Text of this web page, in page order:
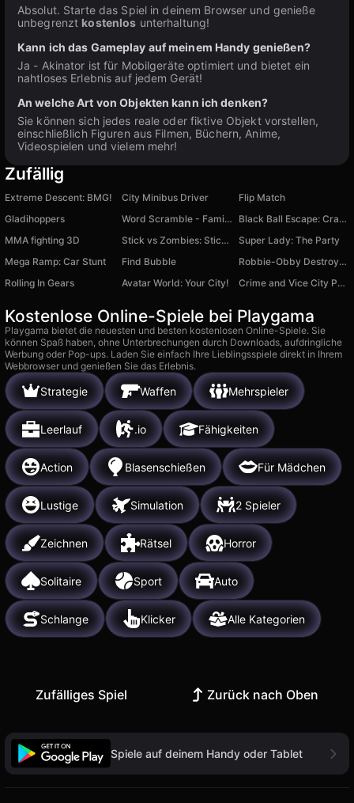
Absolut. Starte das Spiel in deinem Browser und genieße
unbegrenzt kostenlos unterhaltung!
Kann ich das Gameplay auf meinem Handy genießen?
Ja - Akinator ist für Mobilgeräte optimiert und bietet ein
nahtloses Erlebnis auf jedem Gerät!
An welche Art von Objekten kann ich denken?
Sie können sich jedes reale oder fiktive Objekt vorstellen,
einschließlich Figuren aus Filmen, Büchern, Anime,
Videospielen und vielem mehr!
Zufällig
Extreme Descent: BMG! City Minibus Driver
Flip Match
Gladihoppers
Word Scramble - Family Tales
Black Ball Escape: Crazy Runner
MMA fighting 3D
Stick vs Zombies: Stick Fighter
Super Lady: The Party
Mega Ramp: Car Stunt
Find Bubble
Robbie-Obby Destroys Noob Houses
Rolling In Gears
Avatar World: Your City! Crime and Vice City Police
Kostenlose Online-Spiele bei Playgama
Playgama bietet die neuesten und besten kostenlosen Online-Spiele. Sie
können Spaß haben, ohne Unterbrechungen durch Downloads, aufdringliche
Werbung oder Pop-ups. Laden Sie einfach Ihre Lieblingsspiele direkt in Ihrem
Webbrowser und genießen Sie das Erlebnis.
Strategie Waffen Mehrspieler
Leerlauf .io Fähigkeiten
Action Blasenschießen Für Mädchen
Lustige Simulation 2 Spieler
Zeichnen Rätsel Horror
Solitaire Sport Auto
Schlange Klicker Alle Kategorien
Zufälliges Spiel Zurück nach Oben
Spiele auf deinem Handy oder Tablet